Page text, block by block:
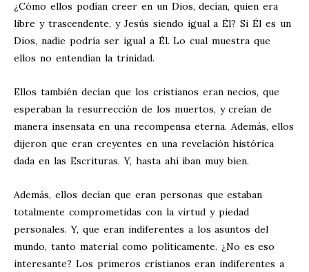
¿Cómo ellos podían creer en un Dios, decían, quien era
libre y trascendente, y Jesús siendo igual a Él? Si Él es un
Dios, nadie podría ser igual a Él. Lo cual muestra que
ellos no entendían la trinidad.
Ellos también decían que los cristianos eran necios, que
esperaban la resurrección de los muertos, y creían de
manera insensata en una recompensa eterna. Además, ellos
dijeron que eran creyentes en una revelación histórica
dada en las Escrituras. Y, hasta ahí iban muy bien.
Además, ellos decían que eran personas que estaban
totalmente comprometidas con la virtud y piedad
personales. Y, que eran indiferentes a los asuntos del
mundo, tanto material como políticamente. ¿No es eso
interesante? Los primeros cristianos eran indiferentes a